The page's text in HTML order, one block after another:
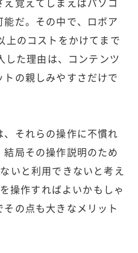
だ。その中で、ロボア
上のコストをかけてまで
た理由は、コンテンツ
の親しみやすさだけで
、それらの操作に不慣れ
局その操作説明のため
いと利用できないと考え
操作すればよいかもしゃ
の点も大きなメリット